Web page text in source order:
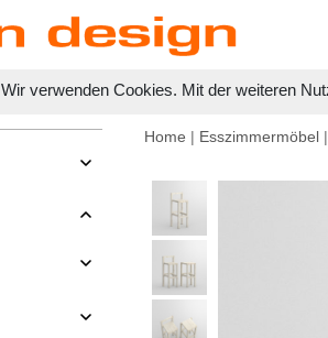
Wir verwenden Cookies. Mit der weiteren
Home | Esszimmermöbel |